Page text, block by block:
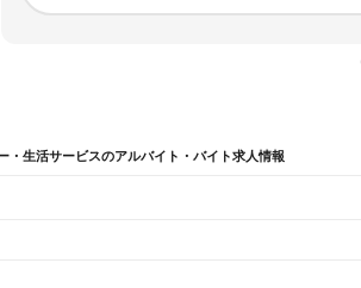
・生活サービスのアルバイト・バイト求人情報